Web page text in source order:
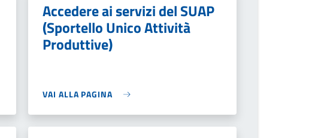
Accedere ai servizi del SUAP
(Sportello Unico Attività
Produttive)
VAI ALLA PAGINA